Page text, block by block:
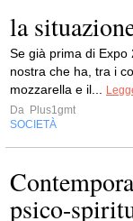
la
Se già prima di Expo
nostra che ha, tra i
mozzarella e il...
Da Plus1gmt
SOCIETÀ
psico-